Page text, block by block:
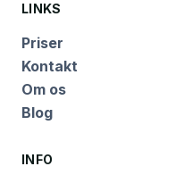
LINKS
Priser
Kontakt
Om os
Blog
INFO